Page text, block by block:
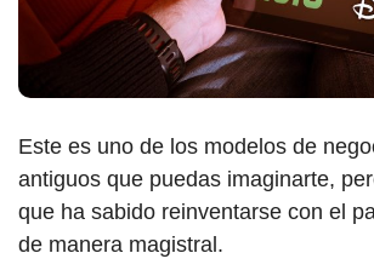
Este es uno de los modelos de
antiguos que puedas imaginarte,
que ha sabido reinventarse con el
de manera magistral.